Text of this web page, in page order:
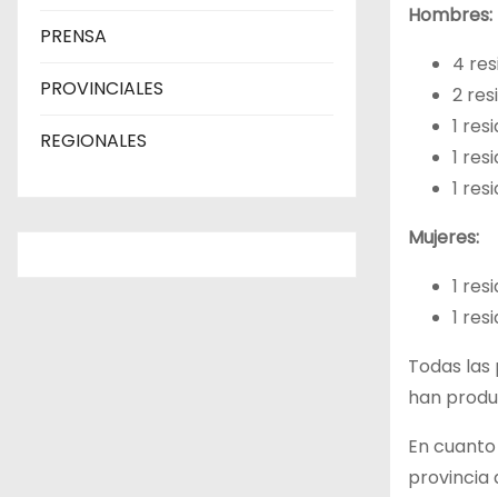
PRENSA
PROVINCIALES
REGIONALES
Hombres:
4
2
1
1
1
Mujeres:
1
1
Todas
han
En
provincia